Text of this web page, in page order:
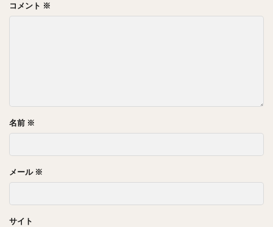
コメント ※
名前 ※
メール ※
サイト